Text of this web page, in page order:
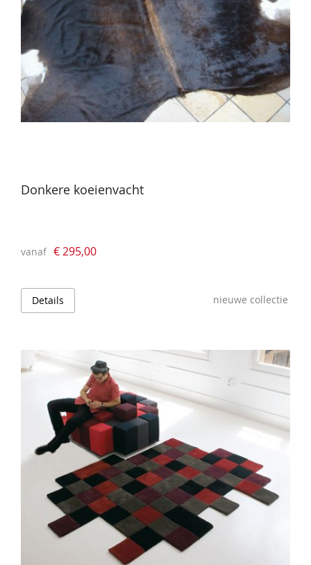
Donkere koeienvacht
vanaf € 295,00
Details nieuwe collectie